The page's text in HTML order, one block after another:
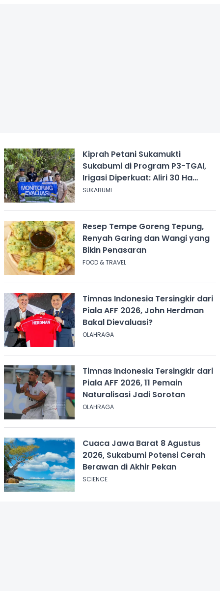
Kiprah Petani Sukamukti
Sukabumi di Program P3-TGAI,
Irigasi Diperkuat: Aliri 30 Ha
Sawah
SUKABUMI
Resep Tempe Goreng Tepung,
Renyah Garing dan Wangi yang
Bikin Penasaran
FOOD & TRAVEL
Timnas Indonesia Tersingkir dari
Piala AFF 2026, John Herdman
Bakal Dievaluasi?
OLAHRAGA
Timnas Indonesia Tersingkir dari
Piala AFF 2026, 11 Pemain
Naturalisasi Jadi Sorotan
OLAHRAGA
Cuaca Jawa Barat 8 Agustus
2026, Sukabumi Potensi Cerah
Berawan di Akhir Pekan
SCIENCE